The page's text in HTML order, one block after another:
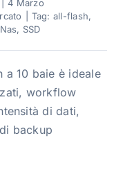
4 Marzo
Tag: all-flash,
Nas, SSD
a 10 baie è ideale
workflow
di dati,
backup